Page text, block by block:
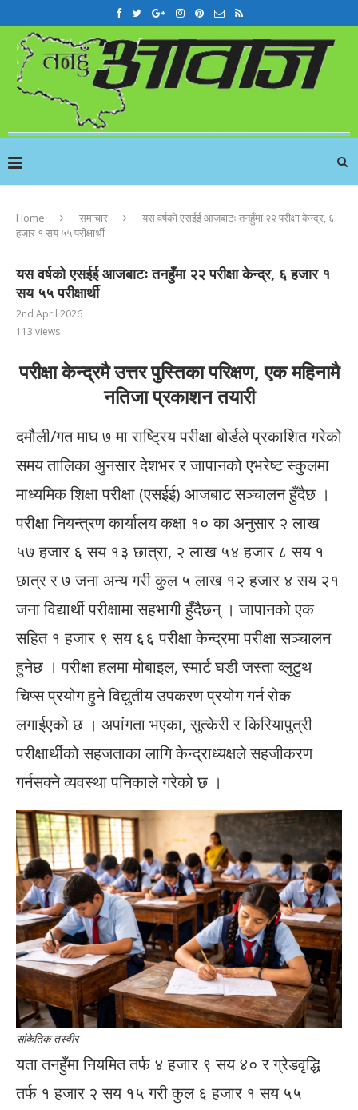
Home समाचार
यस वर्षको एसईई आजबाटः तनहुँमा २२ परीक्षा केन्द्र, ६
हजार १ सय ५५ परीक्षार्थी
यस वर्षको एसईई आजबाटः तनहुँमा २२ परीक्षा केन्द्र, ६ हजार १
सय ५५ परीक्षार्थी
2nd April 2026
113 views
परीक्षा केन्द्रमै उत्तर पुस्तिका परिक्षण, एक महिनामै
नतिजा प्रकाशन तयारी
दमौली/गत माघ ७ मा राष्ट्रिय परीक्षा बोर्डले प्रकाशित गरेको
समय तालिका अुनसार देशभर र जापानको एभरेष्ट स्कुलमा
माध्यमिक शिक्षा परीक्षा (एसईई) आजबाट सञ्चालन हुँदैछ ।
परीक्षा नियन्त्रण कार्यालय कक्षा १० का अनुसार २ लाख
५७ हजार ६ सय १३ छात्रा, २ लाख ५४ हजार ८ सय १
छात्र र ७ जना अन्य गरी कुल ५ लाख १२ हजार ४ सय २१
जना विद्यार्थी परीक्षामा सहभागी हुँदैछन् । जापानको एक
सहित १ हजार ९ सय ६६ परीक्षा केन्द्रमा परीक्षा सञ्चालन
हुनेछ । परीक्षा हलमा मोबाइल, स्मार्ट घडी जस्ता व्लुटुथ
चिप्स प्रयोग हुने विद्युतीय उपकरण प्रयोग गर्न रोक
लगाईएको छ । अपांगता भएका, सुत्केरी र किरियापुत्री
परीक्षार्थीको सहजताका लागि केन्द्राध्यक्षले सहजीकरण
गर्नसक्ने व्यवस्था पनिकाले गरेको छ ।
सांकेतिक तस्वीर
यता तनहुँमा नियमित तर्फ ४ हजार ९ सय ४० र ग्रेडवृद्धि
तर्फ १ हजार २ सय १५ गरी कुल ६ हजार १ सय ५५